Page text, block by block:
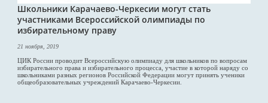
Школьники Карачаево-Черкесии могут стать
участниками Всероссийской олимпиады по
избирательному праву
21 ноября, 2019
ЦИК России проводит Всероссийскую олимпиаду для школьников по вопросам
избирательного права и избирательного процесса, участие в которой наряду со
школьниками разных регионов Российской Федерации могут принять ученики
общеобразовательных учреждений Карачаево-Черкесии.